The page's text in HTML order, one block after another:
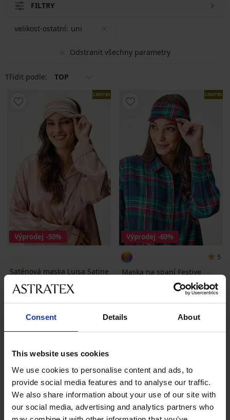
Consent Details About
This website uses cookies
We use cookies to personalise content and ads, to
provide social media features and to analyse our traffic.
We also share information about your use of our site with
our social media, advertising and analytics partners who
FILTRY
Odstranit všechny parametry
velikost-ostatní: uni
Třídit podle: TOP
LIMITED
Výprodej -50%
Saténová maska Luisa Satine
Sleva
75 Kč Původní cena
149 Kč
LIMITED
Výprodej -60%
5
Maska na spaní Festive
Původní cena
Nejoblíbenější značky
Astratex
PINK STORM Dkaren Sp. z o.o. Jadea